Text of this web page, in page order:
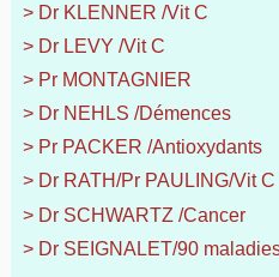
> Dr KLENNER /Vit C
> Dr LEVY /Vit C
> Pr MONTAGNIER
> Dr NEHLS /Démences
> Pr PACKER /Antioxydants
> Dr RATH/Pr PAULING/Vit C
> Dr SCHWARTZ /Cancer
> Dr SEIGNALET/90